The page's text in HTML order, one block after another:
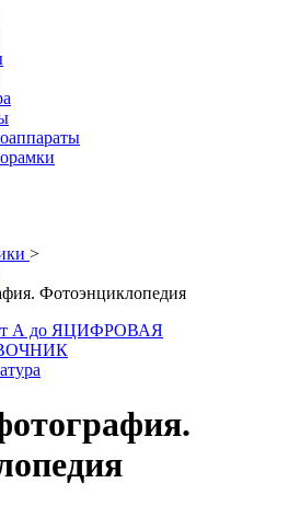
>
Фотоэнциклопедия
А до ЯЦИФРОВАЯ